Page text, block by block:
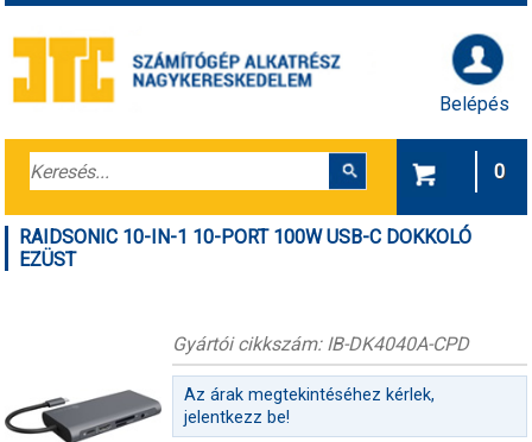
Belépés
0
RAIDSONIC 10-IN-1 10-PORT 100W USB-C DOKKOLÓ
EZÜST
Gyártói cikkszám: IB-DK4040A-CPD
Az árak megtekintéséhez kérlek,
jelentkezz be!